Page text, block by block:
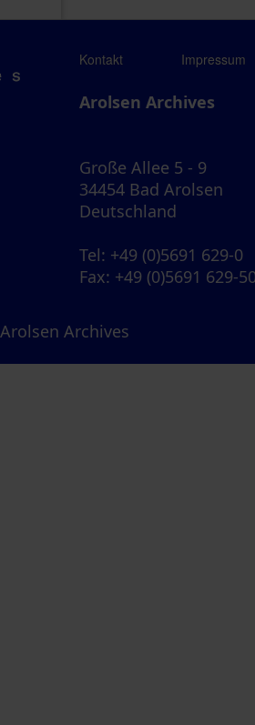
Kontakt Impressum
Arolsen Archives
Große Allee 5 - 9
34454 Bad Arolsen
Deutschland
Tel: +49 (0)5691 629-0
Fax: +49 (0)5691 629-
Archives